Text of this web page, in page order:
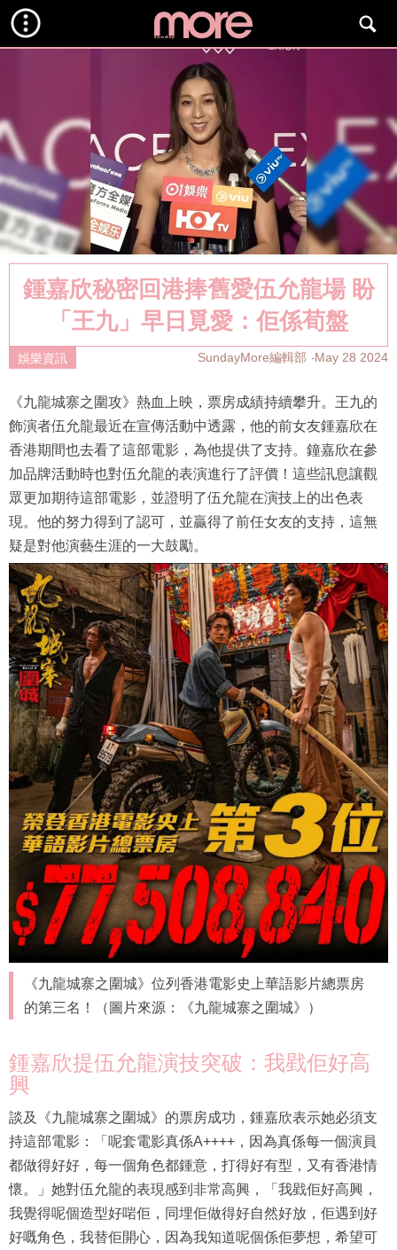
鍾嘉欣秘密回港捧舊愛伍允龍場 盼
「王九」早日覓愛：佢係荀盤
娛樂資訊 SundayMore編輯部 May 28 2024
《九龍城寨之圍攻》熱血上映，票房成績持續攀升。王九的
飾演者伍允龍最近在宣傳活動中透露，他的前女友鍾嘉欣在
香港期間也去看了這部電影，為他提供了支持。鐘嘉欣在參
加品牌活動時也對伍允龍的表演進行了評價！這些訊息讓觀
眾更加期待這部電影，並證明了伍允龍在演技上的出色表
現。他的努力得到了認可，並贏得了前任女友的支持，這無
疑是對他演藝生涯的一大鼓勵。
《九龍城寨之圍城》位列香港電影史上華語影片總票房
的第三名！（圖片來源：《九龍城寨之圍城》）
鍾嘉欣提伍允龍演技突破：我戥佢好高
興
談及《九龍城寨之圍城》的票房成功，鍾嘉欣表示她必須支
持這部電影：「呢套電影真係A++++，因為真係每一個演員
都做得好好，每一個角色都鍾意，打得好有型，又有香港情
懷。」她對伍允龍的表現感到非常高興，「我戥佢好高興，
我覺得呢個造型好啱佢，同埋佢做得好自然好放，佢遇到好
好嘅角色，我替佢開心，因為我知道呢個係佢夢想，希望可